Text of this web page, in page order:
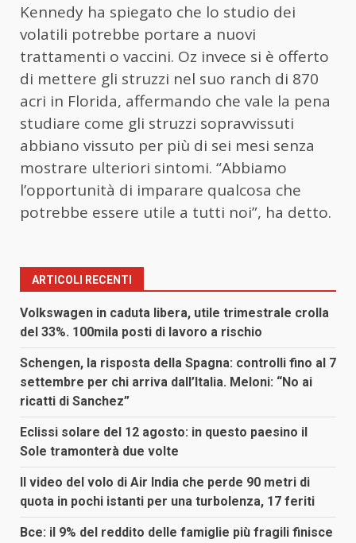
Kennedy ha spiegato che lo studio dei
volatili potrebbe portare a nuovi
trattamenti o vaccini. Oz invece si è offerto
di mettere gli struzzi nel suo ranch di 870
acri in Florida, affermando che vale la pena
studiare come gli struzzi sopravvissuti
abbiano vissuto per più di sei mesi senza
mostrare ulteriori sintomi. “Abbiamo
l’opportunità di imparare qualcosa che
potrebbe essere utile a tutti noi”, ha detto.
ARTICOLI RECENTI
Volkswagen in caduta libera, utile trimestrale crolla
del 33%. 100mila posti di lavoro a rischio
Schengen, la risposta della Spagna: controlli fino al 7
settembre per chi arriva dall’Italia. Meloni: “No ai
ricatti di Sanchez”
Eclissi solare del 12 agosto: in questo paesino il
Sole tramonterà due volte
Il video del volo di Air India che perde 90 metri di
quota in pochi istanti per una turbolenza, 17 feriti
Bce: il 9% del reddito delle famiglie più fragili finisce